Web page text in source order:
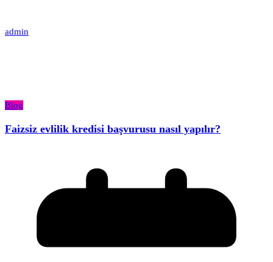
admin
Blog
Faizsiz evlilik kredisi başvurusu nasıl yapılır?